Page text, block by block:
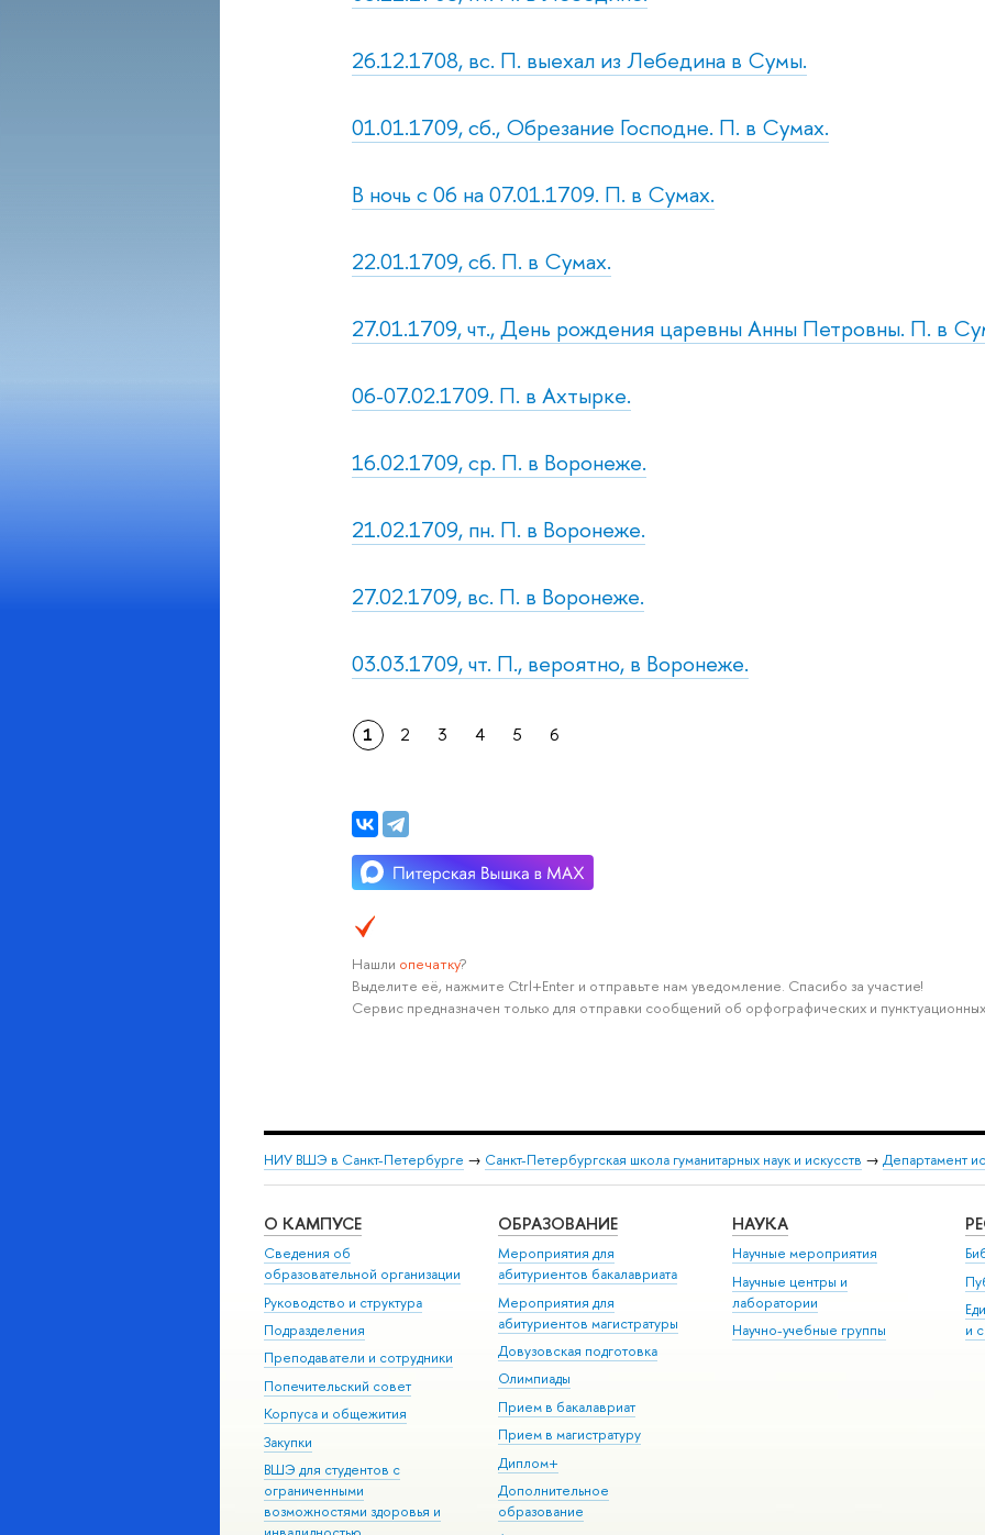
26.12.1708, вс. П. выехал из Лебедина в Сумы.
01.01.1709, сб., Обрезание Господне. П. в Сумах.
В ночь с 06 на 07.01.1709. П. в Сумах.
22.01.1709, сб. П. в Сумах.
27.01.1709, чт., День рождения царевны Анны Петровны. П. в
06-07.02.1709. П. в Ахтырке.
16.02.1709, ср. П. в Воронеже.
21.02.1709, пн. П. в Воронеже.
27.02.1709, вс. П. в Воронеже.
03.03.1709, чт. П., вероятно, в Воронеже.
1 2 3 4 5 6
Нашли опечатку?
Выделите её, нажмите Ctrl+Enter и отправьте нам уведомление. Спасибо за участие!
Сервис предназначен только для отправки сообщений об орфографических и
НИУ ВШЭ в Санкт-Петербурге → Санкт-Петербургская школа гуманитарных наук и искусств → Департамент
О КАМПУСЕ
Сведения об
образовательной организации
Руководство и структура
Подразделения
Преподаватели и сотрудники
Попечительский совет
Корпуса и общежития
Закупки
ВШЭ для студентов с
ограниченными
возможностями здоровья и
ОБРАЗОВАНИЕ
Мероприятия для
абитуриентов бакалавриата
Мероприятия для
абитуриентов магистратуры
Довузовская подготовка
Олимпиады
Прием в бакалавриат
Прием в магистратуру
Диплом+
Дополнительное
образование
НАУКА
Научные мероприятия
Научные центры и
лаборатории
Научно-учебные группы
и